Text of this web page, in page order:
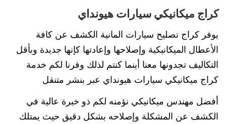
كراج ميكانيكي سيارات هيونداي
يوفر كراج تصليح سيارات المانية الكشف عن كافة
الأعطال الميكانيكية وإصلاحها وإعادتها كإنها جديدة وبأقل
التكاليف تجدونها معنا أينما كنتم لذلك وفرنا لكم خدمة
كراج ميكانيكي سيارات هيونداي عبر بنشر متنقل
أفضل مهندس ميكانيكي نؤمنه لكم ذو خبرة عالية في
الكشف عن المشكلة وإصلاحه بشكل دقيق حيث يمتلك